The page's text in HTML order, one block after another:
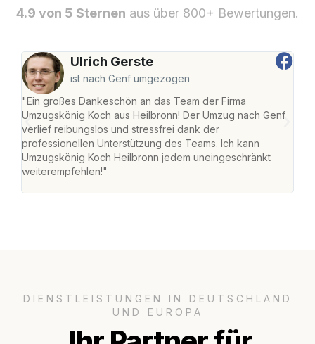
4.9 von 5 Sternen aus über 800+ Bewertungen.
Ulrich Gerste
ist nach Genf umgezogen
"Ein großes Dankeschön an das Team der Firma
Umzugskönig Koch aus Heilbronn! Der Umzug nach Genf
verlief reibungslos und stressfrei dank der
professionellen Unterstützung des Teams. Ich kann
Umzugskönig Koch Heilbronn jedem uneingeschränkt
weiterempfehlen!"
DIENSTLEISTUNGEN IN DEUTSCHLAND
UND EUROPA